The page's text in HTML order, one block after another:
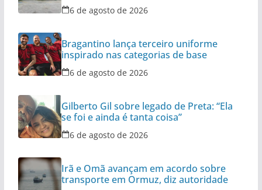
6 de agosto de 2026
Bragantino lança terceiro uniforme
inspirado nas categorias de base
6 de agosto de 2026
Gilberto Gil sobre legado de Preta: “Ela
se foi e ainda é tanta coisa”
6 de agosto de 2026
Irã e Omã avançam em acordo sobre
transporte em Ormuz, diz autoridade